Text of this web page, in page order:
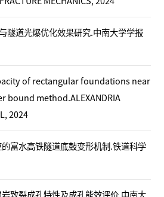
隧道光爆优化效果研究.中南大学学报
of rectangular foundations near
bound method.ALEXANDRIA
2024
富水高铁隧道底鼓变形机制.铁道科学
致裂成孔特性及成孔能效评价.中南大